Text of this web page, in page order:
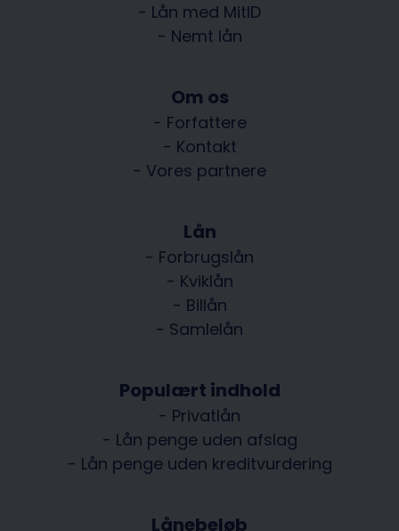
- Lån med MitID
- Nemt lån
Om os
- Forfattere
- Kontakt
- Vores partnere
Lån
- Forbrugslån
- Kviklån
- Billån
- Samlelån
Populært indhold
- Privatlån
- Lån penge uden afslag
- Lån penge uden kreditvurdering
Lånebeløb